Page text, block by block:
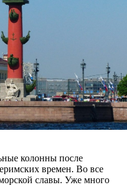
колонны после
времен. Во все
славы. Уже много